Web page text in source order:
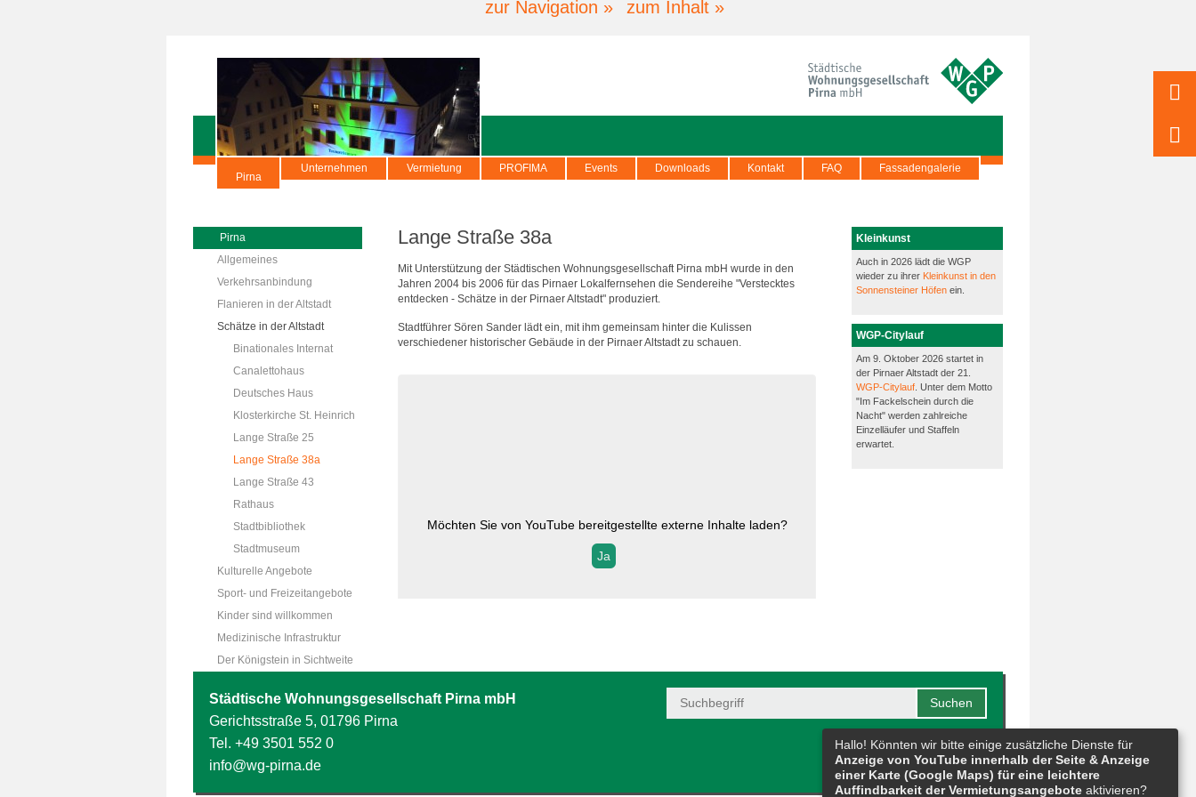
zur Navigation » zum Inhalt »
Pirna
Unternehmen Vermietung PROFIMA Events Downloads Kontakt FAQ Fassadengalerie
Pirna
Allgemeines
Verkehrsanbindung
Flanieren in der Altstadt
Schätze in der Altstadt
Binationales Internat
Canalettohaus
Deutsches Haus
Klosterkirche St. Heinrich
Lange Straße 25
Lange Straße 38a
Lange Straße 43
Rathaus
Stadtbibliothek
Stadtmuseum
Kulturelle Angebote
Sport- und Freizeitangebote
Kinder sind willkommen
Medizinische Infrastruktur
Der Königstein in Sichtweite
Lange Straße 38a
Mit Unterstützung der Städtischen Wohnungsgesellschaft Pirna mbH wurde in den
Jahren 2004 bis 2006 für das Pirnaer Lokalfernsehen die Sendereihe "Verstecktes
entdecken - Schätze in der Pirnaer Altstadt" produziert.
Stadtführer Sören Sander lädt ein, mit ihm gemeinsam hinter die Kulissen
verschiedener historischer Gebäude in der Pirnaer Altstadt zu schauen.
Möchten Sie von YouTubebereitgestellte externe Inhalte laden?
Ja
Kleinkunst
Auch in 2026 lädt die WGP
wieder zu ihrer Kleinkunst in den
Sonnensteiner Höfen ein.
WGP-Citylauf
Am 9. Oktober 2026 startet in
der Pirnaer Altstadt der 21.
WGP-Citylauf . Unter dem Motto
"Im Fackelschein durch die
Nacht" werden zahlreiche
Einzelläufer und Staffeln
erwartet.
Städtische Wohnungsgesellschaft Pirna mbH
Gerichtsstraße 5, 01796 Pirna
Tel. +49 3501 552 0
info@wg-pirna.de
Hallo! Könnten wir bitte einige zusätzliche Dienste für
Anzeige von YouTube innerhalb der Seite & Anzeige
einer Karte (Google Maps) für eine leichtere
Auffindbarkeit der Vermietungsangebote aktivieren?